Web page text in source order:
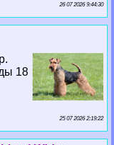
26 07 2026 9:44:30
18
25 07 2026 2:19:22